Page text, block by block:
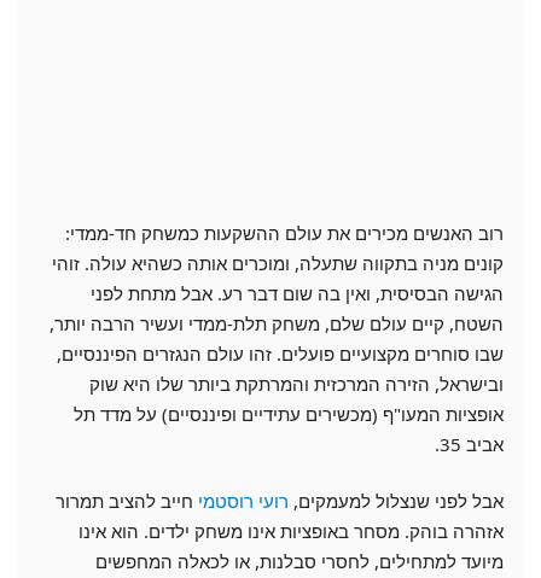
רוב האנשים מכירים את עולם ההשקעות כמשחק חד-ממדי:
קונים מניה בתקווה שתעלה, ומוכרים אותה כשהיא עולה. זוהי
הגישה הבסיסית, ואין בה שום דבר רע. אבל מתחת לפני
השטח, קיים עולם שלם, משחק תלת-ממדי ועשיר הרבה יותר,
שבו סוחרים מקצועיים פועלים. זהו עולם הנגזרים הפיננסיים,
ובישראל, הזירה המרכזית והמרתקת ביותר שלו היא שוק
אופציות המעו"ף (מכשירים עתידיים ופיננסיים) על מדד תל
אביב 35.
אבל לפני שנצלול למעמקים, רועי רוסטמי חייב להציב תמרור
אזהרה בוהק. מסחר באופציות אינו משחק ילדים. הוא אינו
מיועד למתחילים, לחסרי סבלנות, או לכאלה המחפשים